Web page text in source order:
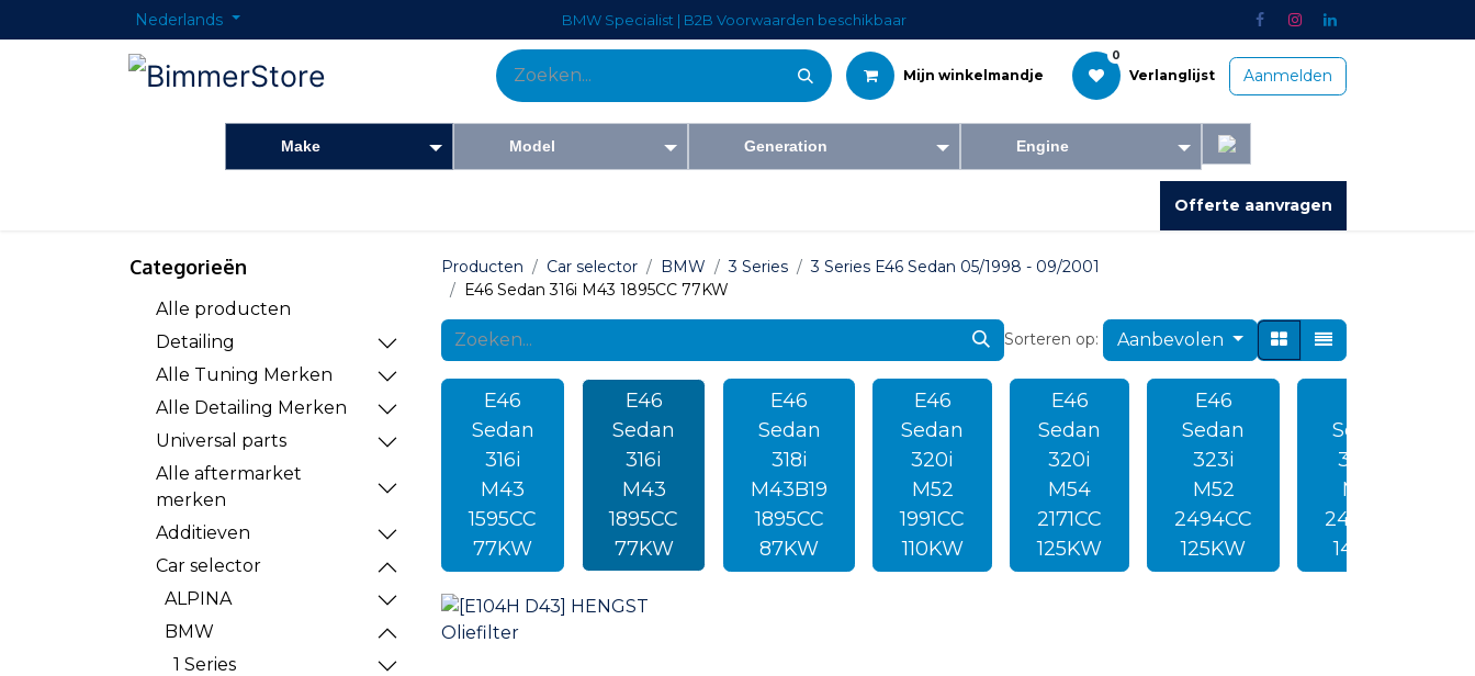
Nederlands BMW Specialist | B2B Voorwaarden beschikbaar
Mijn winkelmandje
0
Verlanglijst Aanmelden
Make Model Generation Engine
Offerte aanvragen
Categorieën
Alle producten
Detailing
Alle Tuning Merken
Alle Detailing Merken
Universal parts
Alle aftermarket
merken
Additieven
Car selector
ALPINA
BMW
1 Series
Producten Car selector BMW 3 Series
3 Series E46 Sedan 05/1998 - 09/2001
E46 Sedan 316i M43 1895CC 77KW
Sorteren op: Aanbevolen
E46
Sedan
316i
M43
1595CC
77KW
E46
Sedan
316i
M43
1895CC
77KW
E46
Sedan
318i
M43B19
1895CC
87KW
E46
Sedan
320i
M52
1991CC
110KW
E46
Sedan
320i
M54
2171CC
125KW
E46
Sedan
323i
M52
2494CC
125KW
Sedan
325xi
M54
2494CC
141KW